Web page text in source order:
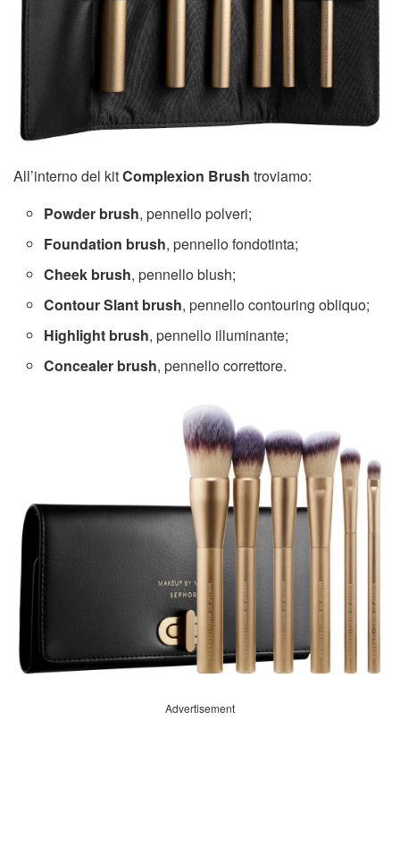
All’interno del kitComplexion Brush troviamo:
Powder brush, pennello polveri;
Foundation brush, pennello fondotinta;
Cheek brush, pennello blush;
Contour Slant brush, pennello contouring obliquo;
Highlight brush, pennello illuminante;
Concealer brush, pennello correttore.
Advertisement